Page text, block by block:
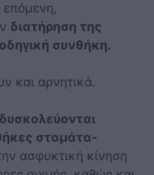
επόμενη,
διατήρηση της
συνθήκη.
και αρνητικά.
δυσκολεύονται
σταμάτα-
ασφυκτική κίνηση